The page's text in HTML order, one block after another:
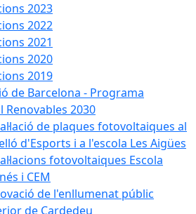
2023
2022
2021
2020
2019
de Barcelona - Programa
Renovables 2030
de plaques fotovoltaiques al
d'Esports i a l'escola Les Aigües
fotovoltaiques Escola
i CEM
de l'enllumenat públic
de Cardedeu